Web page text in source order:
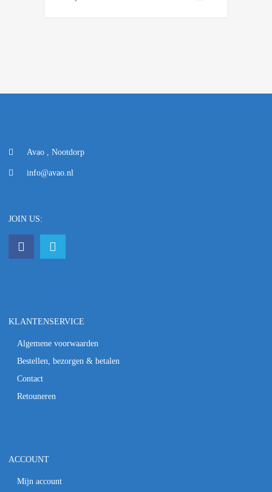
Avao , Nootdorp
info@avao.nl
JOIN US:
KLANTENSERVICE
Algemene voorwaarden
Bestellen, bezorgen & betalen
Contact
Retouneren
ACCOUNT
Mijn account